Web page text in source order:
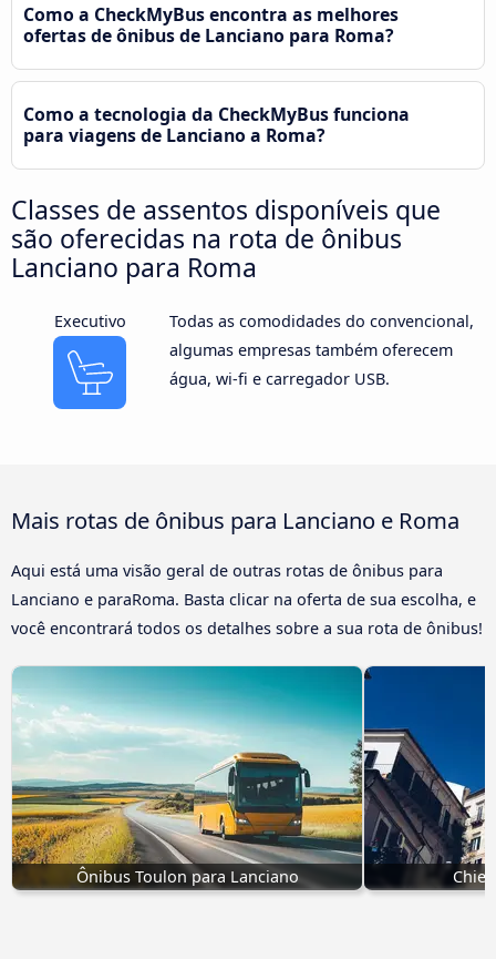
Como a CheckMyBus encontra as melhores
ofertas de ônibus de Lanciano para Roma?
Como a tecnologia da CheckMyBus funciona
para viagens de Lanciano a Roma?
Classes de assentos disponíveis que
são oferecidas na rota de ônibus
Lanciano para Roma
Executivo
Todas as comodidades do convencional,
algumas empresas também oferecem
água, wi-fi e carregador USB.
Mais rotas de ônibus para Lanciano e Roma
Aqui está uma visão geral de outras rotas de ônibus para
Lanciano e paraRoma. Basta clicar na oferta de sua escolha, e
você encontrará todos os detalhes sobre a sua rota de ônibus!
Ônibus Toulon para Lanciano